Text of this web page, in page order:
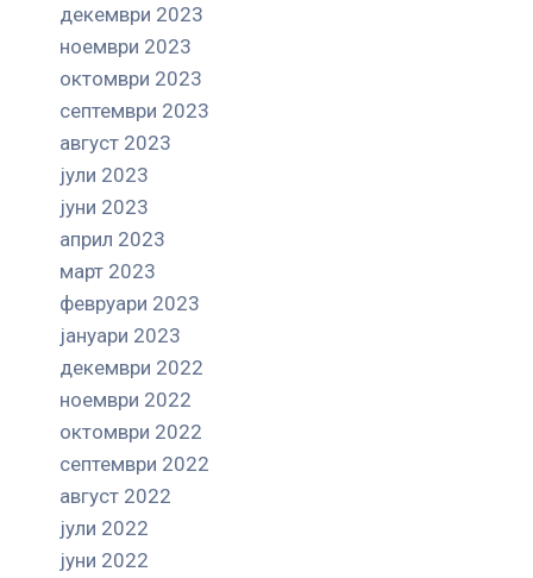
декември 2023
ноември 2023
октомври 2023
септември 2023
август 2023
јули 2023
јуни 2023
април 2023
март 2023
февруари 2023
јануари 2023
декември 2022
ноември 2022
октомври 2022
септември 2022
август 2022
јули 2022
јуни 2022